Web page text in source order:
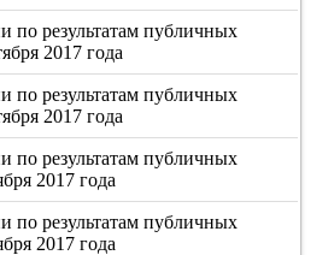
по результатам публичных
2017 года
по результатам публичных
2017 года
по результатам публичных
2017 года
по результатам публичных
2017 года